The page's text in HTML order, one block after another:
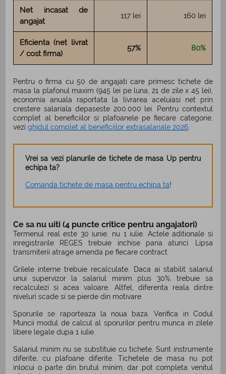
Net incasat de
angajat
117 lei 160 lei
Eficienta (net livrat
/ cost firma)
57% 80%
Pentru o firma cu 50 de angajati care primesc tichete de
masa la plafonul maxim (945 lei pe luna, 21 de zile x 45 lei),
economia anuala raportata la livrarea aceluiasi net prin
crestere salariala depaseste 200.000 lei. Pentru contextul
complet al beneficiilor si plafoanele pe fiecare categorie,
vezighidul complet al beneficiilor extrasalariale 2026
Vrei sa vezi planurile de tichete de masa Up pentru
echipa ta?
Comanda tichete de masa pentru echipa ta!
Ce sa nu uiti (4 puncte critice pentru angajatori)
Termenul real este 30 iunie, nu 1 iulie. Actele aditionale si
inregistrarile REGES trebuie inchise pana atunci. Lipsa
transmiterii atrage amenda pe fiecare contract.
Grilele interne trebuie recalculate. Daca ai stabilit salariul
unui supervizor la salariul minim plus 30%, trebuie sa
recalculezi si acea valoare. Altfel, diferenta reala dintre
niveluri scade si se pierde din motivare.
Sporurile se raporteaza la noua baza. Verifica in Codul
Muncii modul de calcul al sporurilor pentru munca in zilele
libere legale dupa 1 iulie.
Salariul minim nu se substituie cu tichete. Sunt instrumente
diferite, cu plafoane diferite. Tichetele de masa nu pot
inlocui o parte din brutul minim, dar pot completa venitul